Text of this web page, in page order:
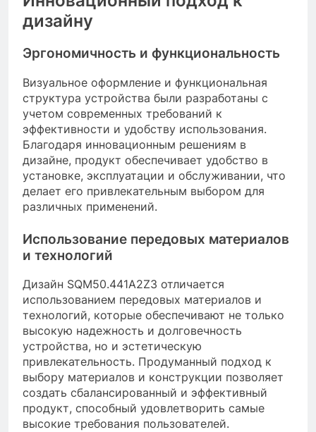
дизайну
Эргономичность и функциональность
Визуальное оформление и функциональная
структура устройства были разработаны с
учетом современных требований к
эффективности и удобству использования.
Благодаря инновационным решениям в
дизайне, продукт обеспечивает удобство в
установке, эксплуатации и обслуживании, что
делает его привлекательным выбором для
различных применений.
Использование передовых материалов
и технологий
Дизайн SQM50.441A2Z3 отличается
использованием передовых материалов и
технологий, которые обеспечивают не только
высокую надежность и долговечность
устройства, но и эстетическую
привлекательность. Продуманный подход к
выбору материалов и конструкции позволяет
создать сбалансированный и эффективный
продукт, способный удовлетворить самые
высокие требования пользователей.